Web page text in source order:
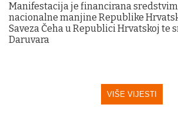
Manifestacija je financirana
nacionalne manjine Republike
Saveza Čeha u Republici Hrvatskoj te
Daruvara
VIŠE VIJESTI